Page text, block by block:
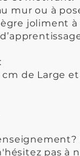
mur ou à
joliment
de Large
pas à